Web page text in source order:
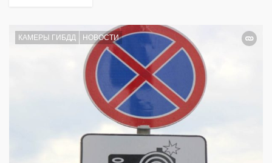
КАМЕРЫ ГИБДД НОВОСТИ